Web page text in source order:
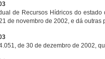
de Recursos Hídricos do
de novembro de 2002, e dá outras
de 30 de dezembro de 2002,